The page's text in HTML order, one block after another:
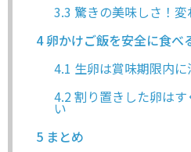
3.3 驚きの美味しさ！
4卵かけご飯を安全に食べ
4.1 生卵は賞味期限内
4.2 割り置きした卵は
い
5 まとめ